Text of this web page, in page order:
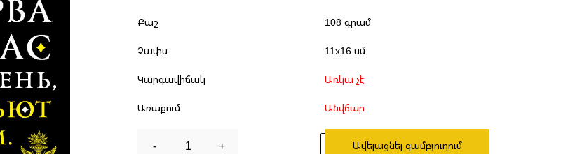
Քաշ 108 գրամ
Չափս 11x16 սմ
Կարգավիճակ Առկա չէ
Առաքում Անվճար
- 1 + Ավելացնել զամբյուղում